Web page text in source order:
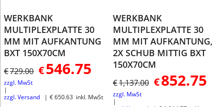
WERKBANK
MULTIPLEXPLATTE 30
MM MIT AUFKANTUNG
BXT 150X70CM
€729.00 €546.75
zzgl. MwSt
zzgl. Versand
€ 650.63 inkl. MwSt
WERKBANK
MULTIPLEXPLATTE 30
MM MIT AUFKANTUNG,
2X SCHUB MITTIG BXT
150X70CM
€1,137.00 €852.75
zzgl. MwSt